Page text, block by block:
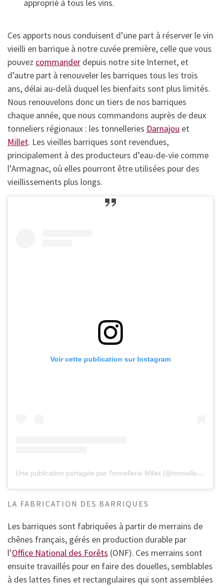
approprié à tous les vins.
Ces apports nous conduisent d’une part à réserver le vin
vieilli en barrique à notre cuvée première, celle que vous
pouvez commander depuis notre site Internet, et
d’autre part à renouveler les barriques tous les trois
ans, délai au-delà duquel les bienfaits sont plus limités.
Nous renouvelons donc un tiers de nos barriques
chaque année, que nous commandons auprès de deux
tonneliers régionaux : les tonnelleries Darnajou et
Millet. Les vieilles barriques sont revendues,
principalement à des producteurs d’eau-de-vie comme
l’Armagnac, où elles pourront être utilisées pour des
vieillissements plus longs.
Voir cette publication sur Instagram
Une publication partagée par Tonnellerie Millet (@tonnelleriemillet)
LA FABRICATION DES BARRIQUES
Les barriques sont fabriquées à partir de merrains de
chênes français, gérés en production durable par
l’Office National des Forêts (ONF). Ces merrains sont
ensuite travaillés pour en faire des douelles, semblables
à des lattes fines et rectangulaires qui sont assemblées